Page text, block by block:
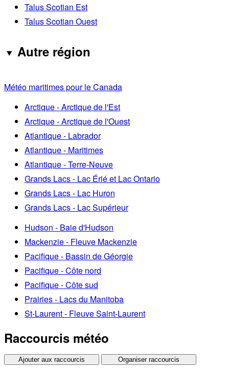
Talus Scotian Est
Talus Scotian Ouest
Autre région
Météo maritimes pour le Canada
Arctique - Arctique de l'Est
Arctique - Arctique de l'Ouest
Atlantique - Labrador
Atlantique - Maritimes
Atlantique - Terre-Neuve
Grands Lacs - Lac Érié et Lac Ontario
Grands Lacs - Lac Huron
Grands Lacs - Lac Supérieur
Hudson - Baie d'Hudson
Mackenzie - Fleuve Mackenzie
Pacifique - Bassin de Géorgie
Pacifique - Côte nord
Pacifique - Côte sud
Prairies - Lacs du Manitoba
St-Laurent - Fleuve Saint-Laurent
Raccourcis météo
Ajouter aux raccourcis Organiser raccourcis